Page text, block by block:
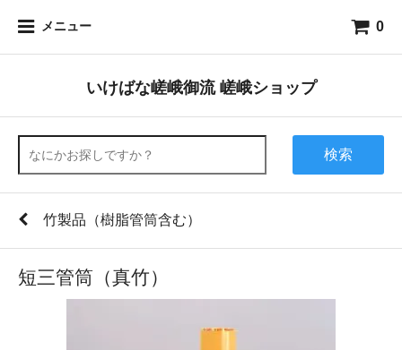
メニュー 0
いけばな嵯峨御流 嵯峨ショップ
検索
竹製品（樹脂管筒含む）
短三管筒（真竹）